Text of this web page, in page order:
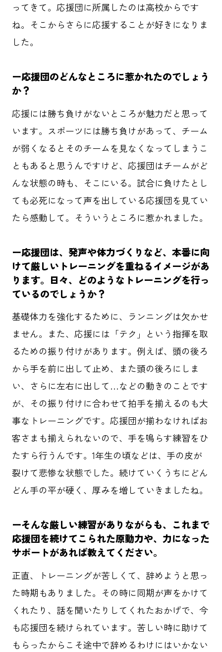
ってきて。応援団に所属したのは高校からです
ね。そこからさらに応援することが好きになりま
した。
ー応援団のどんなところに惹かれたのでしょう
か？
応援には勝ち負けがないところが魅力だと思って
います。スポーツには勝ち負けがあって、チーム
が弱くなるとそのチームを見なくなってしまうこ
ともあると思うんですけど、応援団はチームがど
んな状態の時も、そこにいる。試合に負けたとし
ても必死になって声を出している応援団を見てい
たら感動して。そういうところに惹かれました。
ー応援団は、発声や体力づくりなど、本番に向
けて厳しいトレーニングを重ねるイメージがあ
ります。日々、どのようなトレーニングを行っ
ているのでしょうか？
基礎体力を強化するために、ランニングは欠かせ
ません。また、応援には「テク」という指揮を取
るための振り付けがあります。例えば、頭の後ろ
から手を前に出して止め、また頭の後ろにしま
い、さらに左右に出して…などの動きのことです
が、その振り付けに合わせて拍手を揃えるのも大
事なトレーニングです。応援団が揃わなければお
客さまも揃えられないので、手を鳴らす練習をひ
たすら行うんです。1年生の頃などは、手の皮が
裂けて悲惨な状態でした。続けていくうちにどん
どん手の平が硬く、厚みを増していきましたね。
ーそんな厳しい練習がありながらも、これまで
応援団を続けてこられた原動力や、力になった
サポートがあれば教えてください。
正直、トレーニングが苦しくて、辞めようと思っ
た時期もありました。その時に同期が声をかけて
くれたり、話を聞いたりしてくれたおかげで、今
も応援団を続けられています。苦しい時に助けて
もらったからこそ途中で辞めるわけにはいかない